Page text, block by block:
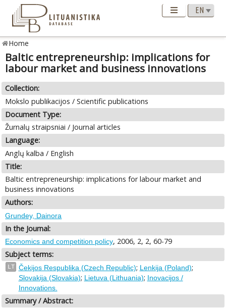
Home
Baltic entrepreneurship: implications for
labour market and business innovations
Collection:
Mokslo publikacijos / Scientific publications
Document Type:
Žurnalų straipsniai / Journal articles
Language:
Anglų kalba / English
Title:
Baltic entrepreneurship: implications for labour market and
business innovations
Authors:
Grundey, Dainora
In the Journal:
Economics and competition policy, 2006, 2, 2, 60-79
Subject terms:
LT Čekijos Respublika (Czech Republic); Lenkija (Poland);
Slovakija (Slovakia); Lietuva (Lithuania); Inovacijos /
Innovations.
Summary / Abstract: